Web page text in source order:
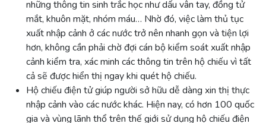
những thông tin sinh trắc học như dấu vân tay, đồng tử
mắt, khuôn mặt, nhóm máu… Nhờ đó, việc làm thủ tục
xuất nhập cảnh ở các nước trở nên nhanh gọn và tiện lợi
hơn, không cần phải chờ đợi cán bộ kiểm soát xuất nhập
cảnh kiểm tra, xác minh các thông tin trên hộ chiếu vì tất
cả sẽ được hiển thị ngay khi quét hộ chiếu.
Hộ chiếu điện tử giúp người sở hữu dễ dàng xin thị thực
nhập cảnh vào các nước khác. Hiện nay, có hơn 100 quốc
gia và vùng lãnh thổ trên thế giới sử dụng hộ chiếu điện